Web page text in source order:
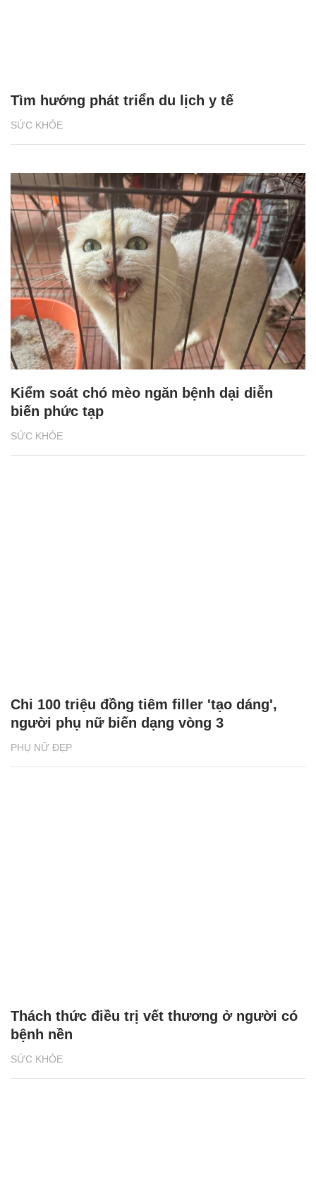
SỨC KHỎE
Tìm hướng phát triển du lịch y tế
SỨC KHỎE
Kiểm soát chó mèo ngăn bệnh dại diễn
biến phức tạp
PHỤ NỮ ĐẸP
Chi 100 triệu đồng tiêm filler 'tạo dáng',
người phụ nữ biến dạng vòng 3
SỨC KHỎE
Thách thức điều trị vết thương ở người có
bệnh nền